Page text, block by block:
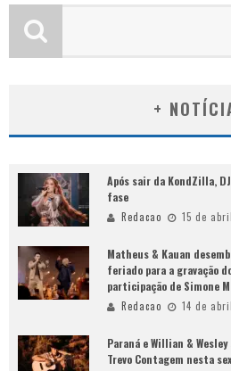
+
Após sair da KondZilla,
fase
Redacao 15 de
Matheus & Kauan
feriado para a gravação
participação de Simone
Redacao 14 de
Paraná e Willian &
Trevo Contagem nesta